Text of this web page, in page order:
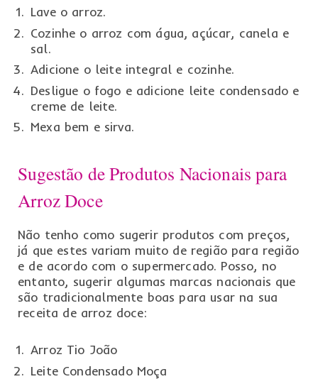
Lave o arroz.
Cozinhe o arroz com água, açúcar, canela e
sal.
Adicione o leite integral e cozinhe.
Desligue o fogo e adicione leite condensado e
creme de leite.
Mexa bem e sirva.
Sugestão de Produtos Nacionais para
Arroz Doce
Não tenho como sugerir produtos com preços,
já que estes variam muito de região para região
e de acordo com o supermercado. Posso, no
entanto, sugerir algumas marcas nacionais que
são tradicionalmente boas para usar na sua
receita de arroz doce:
Arroz Tio João
Leite Condensado Moça